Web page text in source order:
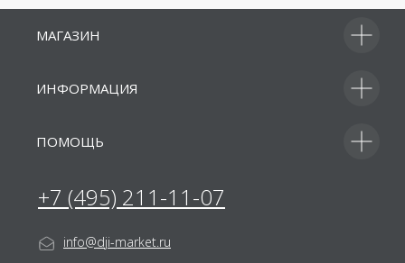
МАГАЗИН
ИНФОРМАЦИЯ
ПОМОЩЬ